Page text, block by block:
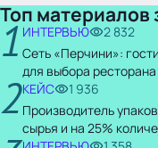
Топ материалов
1 ИНТЕРВЬЮ
2 832
Сеть «Перчини»:
для выбора ресторана
2КЕЙС
1 936
Производитель
сырья и на 25%